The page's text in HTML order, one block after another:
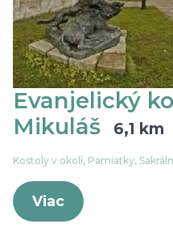
Evanjelický
Mikuláš
6,1 km
Kostoly v okolí, Pamiatky,
Viac